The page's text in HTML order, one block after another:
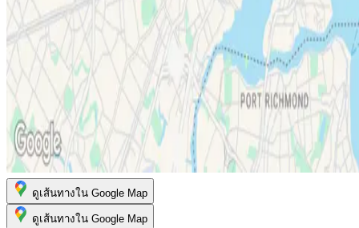
ดูเส้นทางใน Google Map
ดูเส้นทางใน Google Map